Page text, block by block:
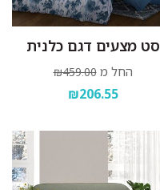
סט מצעים דגם כלנית
החל מ ₪459.00
₪206.55